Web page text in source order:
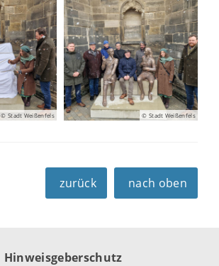
© Stadt Weißenfels © Stadt Weißenfels
zurück nach oben
Hinweisgeberschutz